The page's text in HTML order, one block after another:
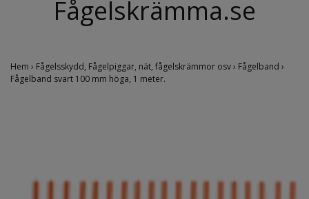
Fågelskrämma.se
Hem › Fågelsskydd, Fågelpiggar, nät, fågelskrämmor osv› Fågelband ›
Fågelband svart 100 mm höga, 1 meter.